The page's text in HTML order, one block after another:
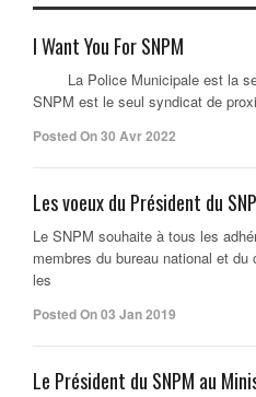
I Want You For SNPM
La Police Municipale est la
SNPM est le seul syndicat de
Posted On 30 Avr 2022
Les voeux du Président du
Le SNPM souhaite à tous les
membres du bureau national et
les
Posted On 03 Jan 2019
Le Président du SNPM au